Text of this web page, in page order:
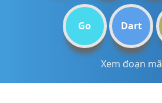
Go Dart
Xem đoạn mã